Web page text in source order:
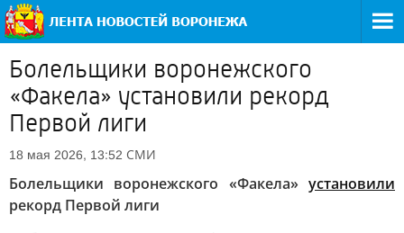
Болельщики воронежского
«Факела» установили рекорд
Первой лиги
18 мая 2026, 13:52 СМИ
Болельщики воронежского «Факела» установили
рекорд Первой лиги